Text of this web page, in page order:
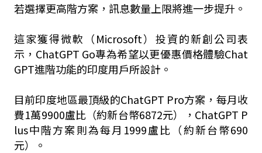
若選擇更高階方案，訊息數量上限將進一步提升。
這家獲得微軟（Microsoft）投資的新創公司表
示，ChatGPT Go專為希望以更優惠價格體驗Chat
GPT進階功能的印度用戶所設計。
目前印度地區最頂級的ChatGPT Pro方案，每月收
費1萬9900盧比（約新台幣6872元），ChatGPT P
lus中階方案則為每月1999盧比（約新台幣690
元）。